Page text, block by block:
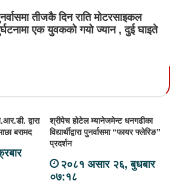
तीजकै दिन राति मोटरसाइकल
एक युवकको गयो ज्यान , दुई घाइते
द्वारा
बरामद
श्रीपेच होटेल म्यानेजमेन्ट धनगढीका
विद्यार्थीद्वारा पुनर्वासमा “फायर फ्लेरिङ”
प्रदर्शन
२०८१ असार २६, बुधबार
०७:१८